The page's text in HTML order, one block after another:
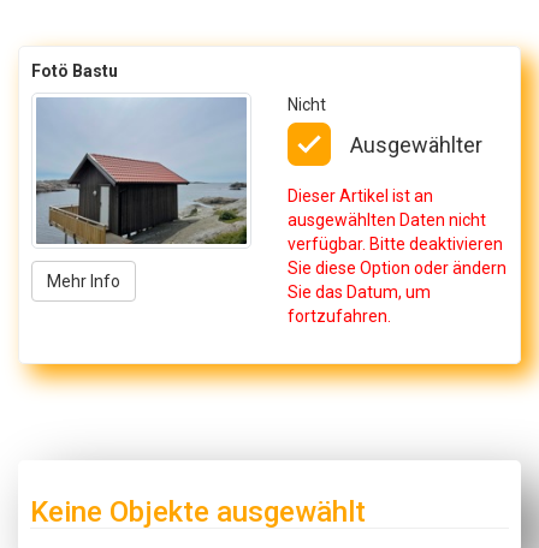
Fotö Bastu
Mehr Info
Nicht
Ausgewählter
Dieser Artikel ist an
ausgewählten Daten nicht
verfügbar. Bitte deaktivieren
Sie diese Option oder ändern
Sie das Datum, um
fortzufahren.
Keine Objekte ausgewählt